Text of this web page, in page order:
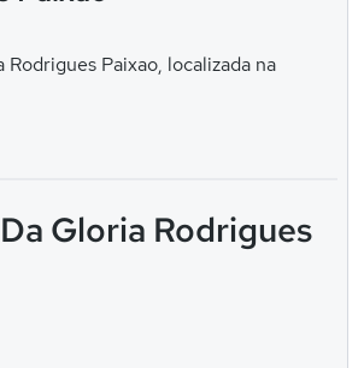
Paixao, localizada na
Gloria Rodrigues